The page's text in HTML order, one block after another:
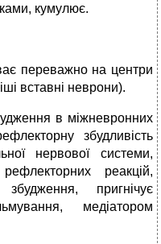
кумулює.
переважно на центри
вставні неврони).
в міжневронних
збудливість
нер­вової системи,
реакцій,
пригнічує
медіатором